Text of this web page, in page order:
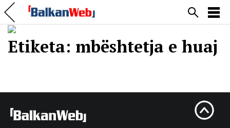
Etiketa: mbështetja e huaj